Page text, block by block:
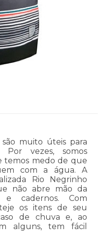
são muito úteis para
vezes, somos
temos medo de que
com a água. A
Rio Negrinho
não abre mão da
e cadernos. Com
os itens de seu
de chuva e, ao
alguns, tem fácil